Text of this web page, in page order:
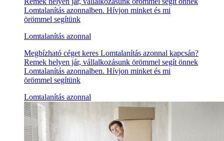
Lomtalanítás azonnalben. Hívjon minket és mi
örömmel segítünk
Lomtalanítás azonnal
Megbízható céget keres Lomtalanítás azonnal kapcsán?
Remek helyen jár, vállalkozásunk örömmel segít önnek
Lomtalanítás azonnalben. Hívjon minket és mi
örömmel segítünk
Lomtalanítás azonnal